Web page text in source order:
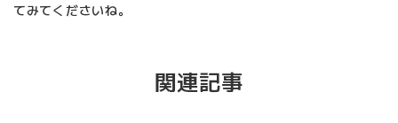
てみてくださいね。
関連記事